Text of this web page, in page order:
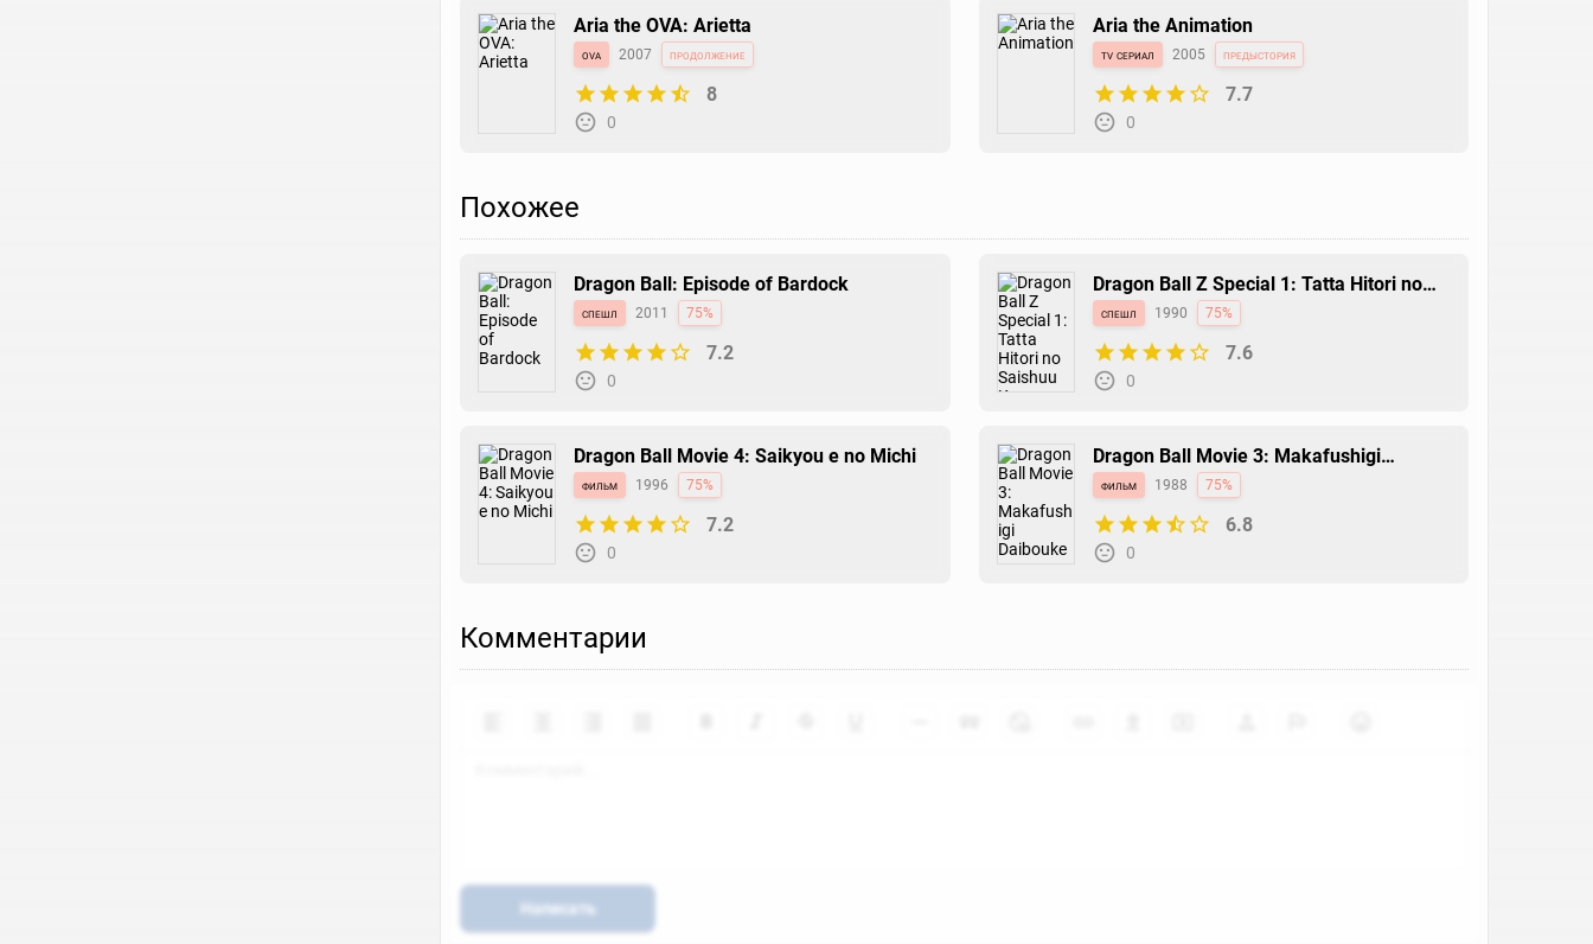
Aria the OVA: Arietta
ova 2007 продолжение
8
0
Aria the Animation
tv сериал 2005 предыстория
7.7
0
Похожее
Dragon Ball: Episode of Bardock
спешл 2011 75%
7.2
0
Dragon Ball Z Special 1: Tatta Hitori no
Saishuu Kessen
спешл 1990 75%
7.6
0
Dragon Ball Movie 4: Saikyou e no Michi
фильм 1996 75%
7.2
0
Dragon Ball Movie 3: Makafushigi
Daibouken
фильм 1988 75%
6.8
0
Комментарии
Написать